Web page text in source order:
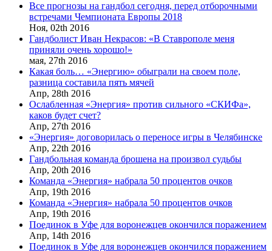
Все прогнозы на гандбол сегодня, перед отборочными
встречами Чемпионата Европы 2018
Ноя, 02th 2016
Гандболист Иван Некрасов: «В Ставрополе меня
приняли очень хорошо!»
мая, 27th 2016
Какая боль… «Энергию» обыграли на своем поле,
разница составила пять мячей
Апр, 28th 2016
Ослабленная «Энергия» против сильного «СКИФа»,
каков будет счет?
Апр, 27th 2016
«Энергия» договорилась о переносе игры в Челябинске
Апр, 22th 2016
Гандбольная команда брошена на произвол судьбы
Апр, 20th 2016
Команда «Энергия» набрала 50 процентов очков
Апр, 19th 2016
Команда «Энергия» набрала 50 процентов очков
Апр, 19th 2016
Поединок в Уфе для воронежцев окончился поражением
Апр, 14th 2016
Поединок в Уфе для воронежцев окончился поражением